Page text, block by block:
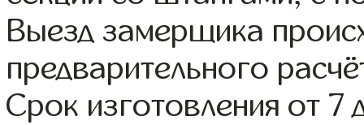
Выезд замерщика
предварительного
Срок изготовления от 7